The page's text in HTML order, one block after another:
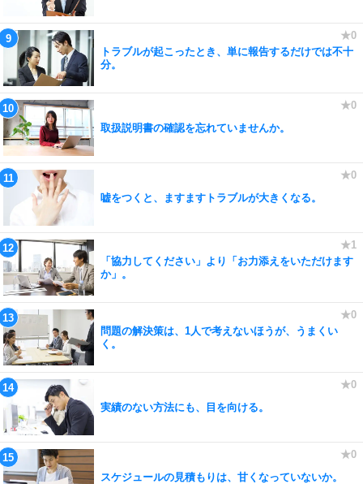
トラブルが起こったとき、単に報告するだけでは不十
分。
取扱説明書の確認を忘れていませんか。
嘘をつくと、ますますトラブルが大きくなる。
「協力してください」より「お力添えをいただけます
か」。
問題の解決策は、1人で考えないほうが、うまくい
く。
実績のない方法にも、目を向ける。
スケジュールの見積もりは、甘くなっていないか。